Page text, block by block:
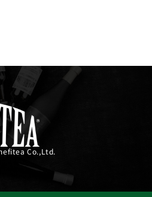
Co.,Ltd.